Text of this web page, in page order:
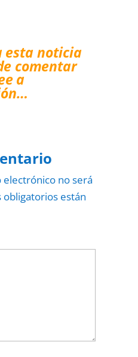
esta noticia
comentar
a
no será
obligatorios están